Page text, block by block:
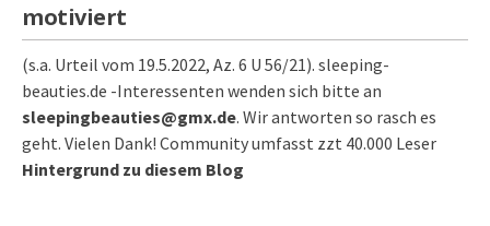
motiviert
(s.a. Urteil vom 19.5.2022, Az. 6 U 56/21). sleeping-
beauties.de -Interessenten wenden sich bitte an
sleepingbeauties@gmx.de. Wir antworten so rasch es
geht. Vielen Dank! Community umfasst zzt 40.000 Leser
Hintergrund zu diesem Blog